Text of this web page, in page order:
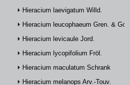
Hieracium laevigatum Willd.
Hieracium leucophaeum Gren. & Godr.
Hieracium levicaule Jord.
Hieracium lycopifolium Fröl.
Hieracium maculatum Schrank
Hieracium melanops Arv.-Touv.